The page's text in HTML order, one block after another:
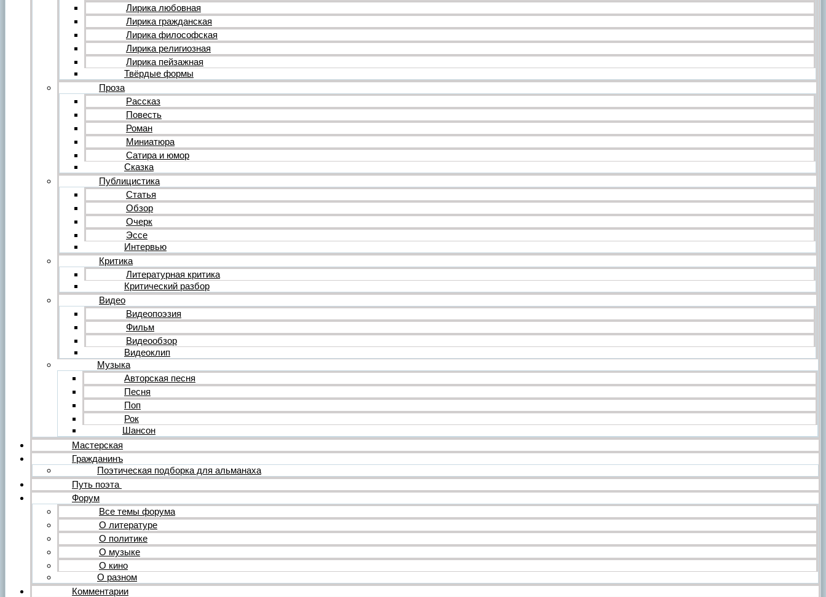
Лирика любовная
Лирика гражданская
Лирика философская
Лирика религиозная
Лирика пейзажная
Твёрдые формы
Проза
Рассказ
Повесть
Роман
Миниатюра
Сатира и юмор
Сказка
Публицистика
Статья
Обзор
Очерк
Эссе
Интервью
Критика
Литературная критика
Критический разбор
Видео
Видеопоэзия
Фильм
Видеообзор
Видеоклип
Музыка
Авторская песня
Песня
Поп
Рок
Шансон
Мастерская
Гражданинъ
Поэтическая подборка для альманаха
Путь поэта
Форум
Все темы форума
О литературе
О политике
О музыке
О кино
О разном
Комментарии
Все темы форума
О литературе
О политике
О музыке
О кино
О разном
Комментарии
Пользователи
Авторский анонс
Редакция
Инструкции
Вставка видеоплеера
Вставка аудиоплеера
Войдите на сайт или зарегистрируйтесь